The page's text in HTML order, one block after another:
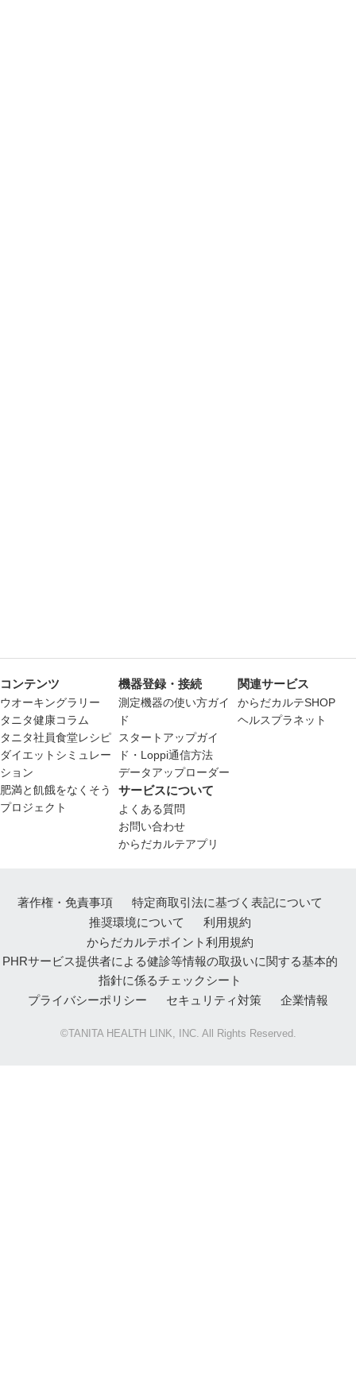
コンテンツ
ウオーキングラリー
タニタ健康コラム
タニタ社員食堂レシピ
ダイエットシミュレー
ション
肥満と飢餓をなくそう
プロジェクト
機器登録・接続
測定機器の使い方ガイ
ド
スタートアップガイ
ド・Loppi通信方法
データアップローダー
サービスについて
よくある質問
お問い合わせ
からだカルテアプリ
関連サービス
からだカルテSHOP
ヘルスプラネット
著作権・免責事項
特定商取引法に基づく表記について
推奨環境について
利用規約
からだカルテポイント利用規約
PHRサービス提供者による健診等情報の取扱いに関する基本的
指針に係るチェックシート
プライバシーポリシー
セキュリティ対策 企業情報
©TANITA HEALTH LINK, INC. All Rights Reserved.